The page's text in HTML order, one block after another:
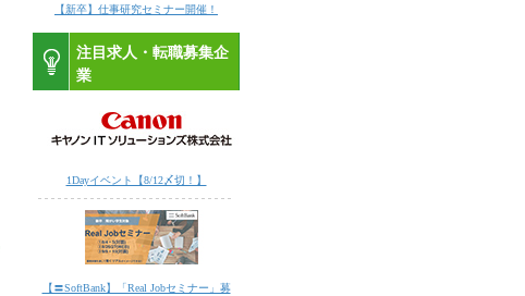
【新卒】仕事研究セミナー開催！
注目求人・転職募集企
業
1Dayイベント【8/12〆切！】
【〓SoftBank】「Real Jobセミナー」募